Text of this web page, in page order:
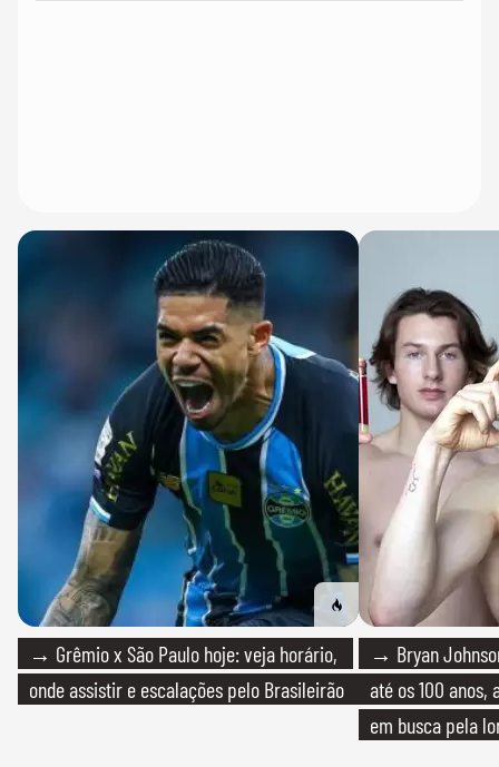
→ Grêmio x São Paulo hoje: veja horário,
onde assistir e escalações pelo Brasileirão
→ Bryan
até os 100
em busca pela